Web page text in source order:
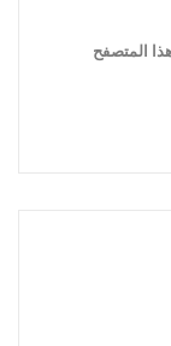
المتصفح